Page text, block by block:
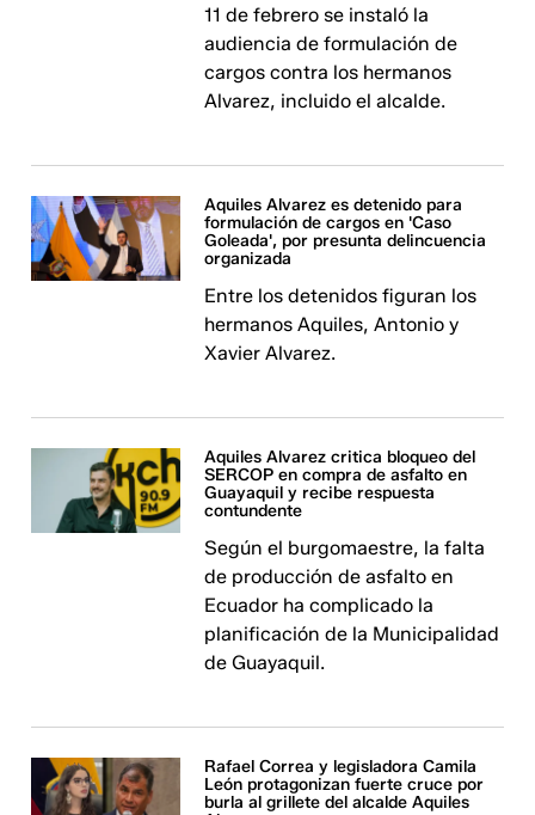
11 de febrero se instaló la
audiencia de formulación de
cargos contra los hermanos
Alvarez, incluido el alcalde.
Aquiles Alvarez es detenido para
formulación de cargos en 'Caso
Goleada', por presunta delincuencia
organizada
Entre los detenidos figuran los
hermanos Aquiles, Antonio y
Xavier Alvarez.
Aquiles Alvarez critica bloqueo del
SERCOP en compra de asfalto en
Guayaquil y recibe respuesta
contundente
Según el burgomaestre, la falta
de producción de asfalto en
Ecuador ha complicado la
planificación de la Municipalidad
de Guayaquil.
Rafael Correa y legisladora Camila
León protagonizan fuerte cruce por
burla al grillete del alcalde Aquiles